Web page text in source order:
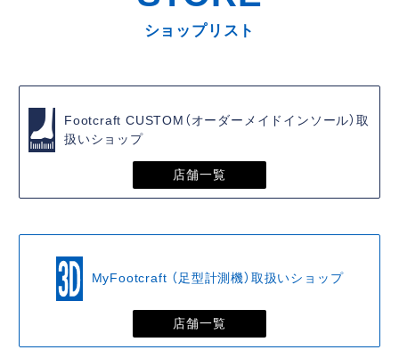
ショップリスト
Footcraft CUSTOM（オーダーメイドインソール）取
扱いショップ
店舗一覧
MyFootcraft （足型計測機）取扱いショップ
店舗一覧